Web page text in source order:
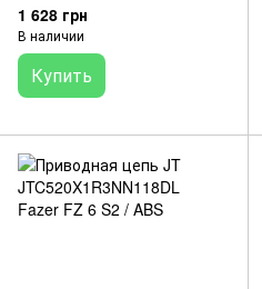
1 628 грн
В наличии
Купить